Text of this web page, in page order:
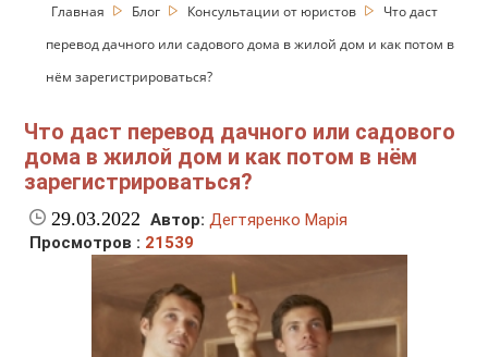
Главная Блог Консультации от юристов
Что даст
перевод дачного или садового дома в жилой дом и как потом в
нём зарегистрироваться?
Что даст перевод дачного или садового
дома в жилой дом и как потом в нём
зарегистрироваться?
29.03.2022 Автор: Дегтяренко Марія
Просмотров : 21539